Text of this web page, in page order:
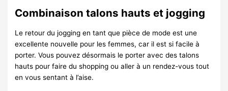
Combinaison talons hauts et jogging
Le retour du jogging en tant que pièce de mode est une
excellente nouvelle pour les femmes, car il est si facile à
porter. Vous pouvez désormais le porter avec des talons
hauts pour faire du shopping ou aller à un rendez-vous tout
en vous sentant à l’aise.